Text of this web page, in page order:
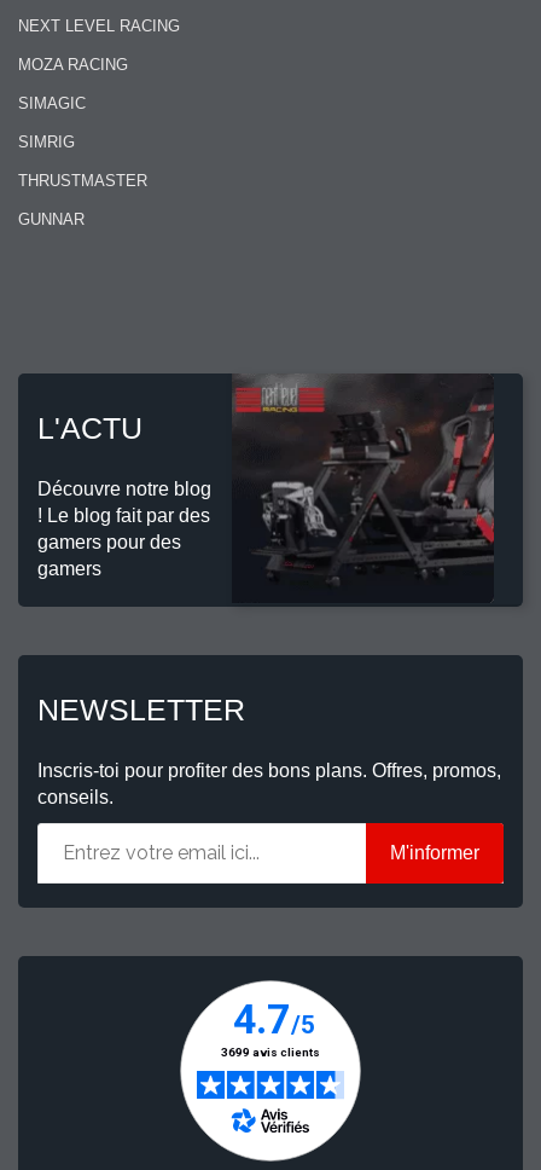
NEXT LEVEL RACING
MOZA RACING
SIMAGIC
SIMRIG
THRUSTMASTER
GUNNAR
L'ACTU
Découvre notre blog
! Le blog fait par des
gamers pour des
gamers
NEWSLETTER
Inscris-toi pour profiter des bons plans. Offres, promos,
conseils.
M'informer